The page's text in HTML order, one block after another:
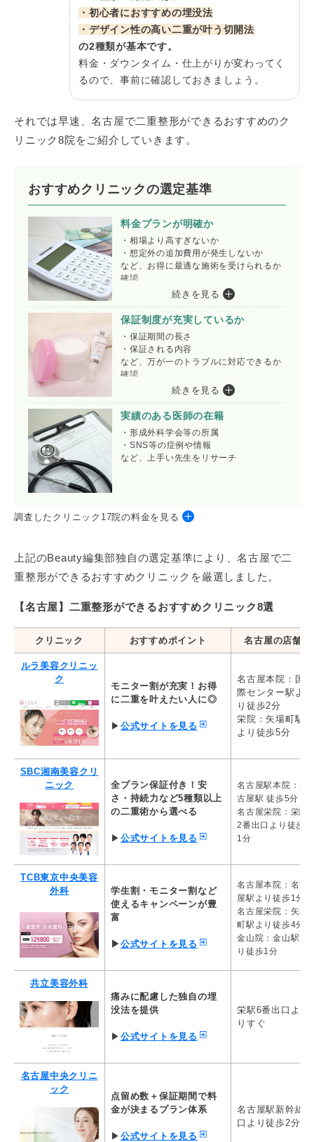
・初心者におすすめの埋没法
・デザイン性の高い二重が叶う切開法
の2種類が基本です。
料金・ダウンタイム・仕上がりが変わってく
るので、事前に確認しておきましょう。
それでは早速、名古屋で二重整形ができるおすすめのク
リニック8院をご紹介していきます。
おすすめクリニックの選定基準
料金プランが明確か
・相場より高すぎないか
・想定外の追加費用が発生しないか
など、お得に最適な施術を受けられるか
確認
続きを見る
保証制度が充実しているか
・保証期間の長さ
・保証される内容
など、万が一のトラブルに対応できるか
確認
続きを見る
実績のある医師の在籍
・形成外科学会等の所属
・SNS等の症例や情報
など、上手い先生をリサーチ
調査したクリニック17院の料金を見る
SBC湘南美容クリ
週末二重®（2点留め）
全切開法二重術
共立式二重埋没 P-PL 挙筋法
66,000円～
二重切開
330,000円～
TCB東京中央美容
29,800円（税込）
二重切開法（
スタンダード
込）～
TAクリニック
ン ２点留め
二重切開 全切
200,000円
東京美容外科
み）
99,000円
385,000円
品川美容外科
97,900円
二重術・切開
ク
高須クリニック
二重まぶた・埋没法
99,000円
切開法（全切
法）
275,000円
聖心美容クリニッ
ク
二重術（埋没法）：マイクロメ
二重術（切開
水の森美容クリニ
ック
二重埋没法(2年保障)
100,980円
273,900円
ガーデンクリニッ
ナチュラルアイスレッド
城本クリニック
二重埋没法（線留め4点固定）
137,500円
二重マイクロ
開）
上記のBeauty編集部独自の選定基準により、名古屋で二
重整形ができるおすすめクリニックを厳選しました。
【名古屋】二重整形ができるおすすめクリニック8選
クリニック おすすめポイント 名古屋の店舗
ルラ美容クリニッ
ク
モニター割が充実！お得
に二重を叶えたい人に◎
▶ 公式サイトを見る
名古屋本院：国
際センター駅よ
り徒歩2分
栄院：矢場町駅
より徒歩5分
SBC湘南美容クリ
ニック
全プラン保証付き！安
さ・持続力など5種類以上
の二重術から選べる
▶ 公式サイトを見る
名古屋駅本院：名
古屋駅 徒歩5分
名古屋栄院：栄駅
2番出口より徒歩
1分
TCB東京中央美容
外科
学生割・モニター割など
使えるキャンペーンが豊
富
▶ 公式サイトを見る
名古屋本院：名古
屋駅より徒歩1分
名古屋栄院：矢場
町駅より徒歩4分
金山院：金山駅よ
り徒歩1分
共立美容外科
痛みに配慮した独自の埋
没法を提供
▶ 公式サイトを見る
栄駅6番出口よ
りすぐ
名古屋中央クリニ
ック
点留め数＋保証期間で料
金が決まるプラン体系
▶ 公式サイトを見る
名古屋駅新幹線
口より徒歩2分